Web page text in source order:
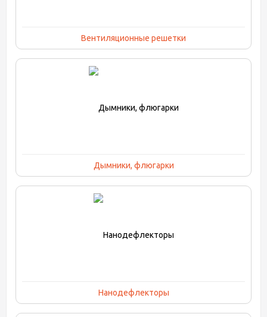
Вентиляционные решетки
Дымники, флюгарки
Нанодефлекторы